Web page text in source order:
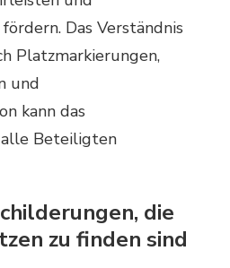
Das Verständnis
Platzmarkierungen,
und
kann das
Beteiligten
die
zu finden sind